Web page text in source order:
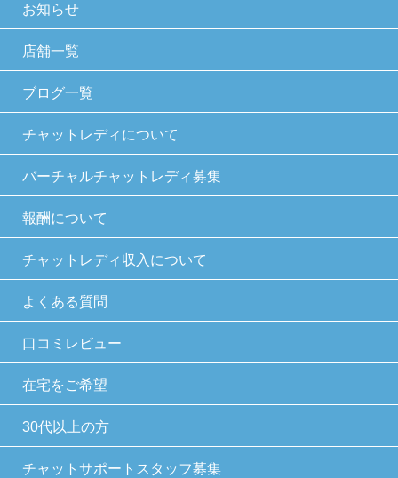
お知らせ
店舗一覧
ブログ一覧
チャットレディについて
バーチャルチャットレディ募集
報酬について
チャットレディ収入について
よくある質問
口コミレビュー
在宅をご希望
30代以上の方
チャットサポートスタッフ募集